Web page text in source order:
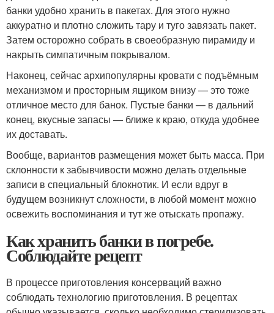
банки удобно хранить в пакетах. Для этого нужно
аккуратно и плотно сложить тару и туго завязать пакет.
Затем осторожно собрать в своеобразную пирамиду и
накрыть симпатичным покрывалом.
Наконец, сейчас архипопулярны кровати с подъёмным
механизмом и просторным ящиком внизу — это тоже
отличное место для банок. Пустые банки — в дальний
конец, вкусные запасы — ближе к краю, откуда удобнее
их доставать.
Вообще, вариантов размещения может быть масса. При
склонности к забывчивости можно делать отдельные
записи в специальный блокнотик. И если вдруг в
будущем возникнут сложности, в любой момент можно
освежить воспоминания и тут же отыскать пропажу.
Как хранить банки в погребе.
Соблюдайте рецепт
В процессе приготовления консерваций важно
соблюдать технологию приготовления. В рецептах